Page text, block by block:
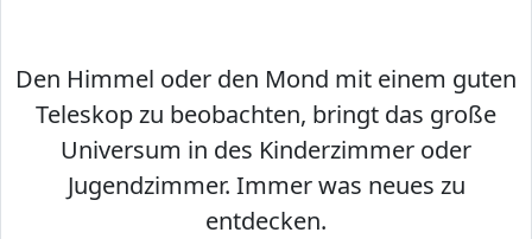
Den Himmel oder den Mond mit einem guten
Teleskop zu beobachten, bringt das große
Universum in des Kinderzimmer oder
Jugendzimmer. Immer was neues zu
entdecken.